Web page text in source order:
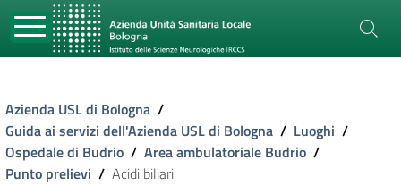
Azienda USL di Bologna /
Guida ai servizi dell'Azienda USL di Bologna / Luoghi /
Ospedale di Budrio / Area ambulatoriale Budrio /
Punto prelievi / Acidi biliari